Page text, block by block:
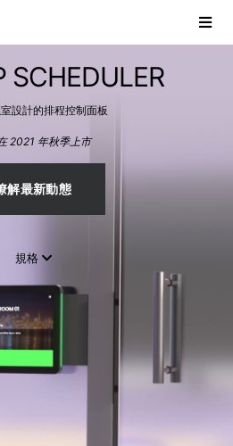
SCHEDULER
設計的排程控制面板
2021 年秋季上市
解最新動態
規格